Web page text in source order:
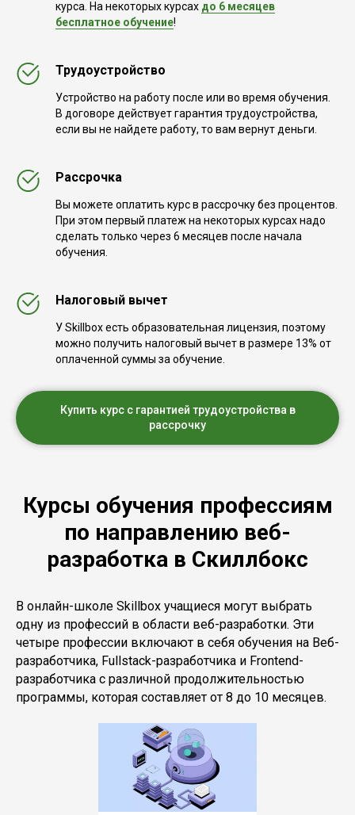
курса. На некоторых курсах до 6 месяцев
бесплатное обучение!
Трудоустройство
Устройство на работу после или во время обучения.
В договоре действует гарантия трудоустройства,
если вы не найдете работу, то вам вернут деньги.
Рассрочка
Вы можете оплатить курс в рассрочку без процентов.
При этом первый платеж на некоторых курсах надо
сделать только через 6 месяцев после начала
обучения.
Налоговый вычет
У Skillbox есть образовательная лицензия, поэтому
можно получить налоговый вычет в размере 13% от
оплаченной суммы за обучение.
Купить курс с гарантией трудоустройства в
рассрочку
Курсы обучения профессиям
по направлению веб-
разработка в Скиллбокс
В онлайн-школе Skillbox учащиеся могут выбрать
одну из профессий в области веб-разработки. Эти
четыре профессии включают в себя обучения на Веб-
разработчика, Fullstack-разработчика и Frontend-
разработчика с различной продолжительностью
программы, которая составляет от 8 до 10 месяцев.